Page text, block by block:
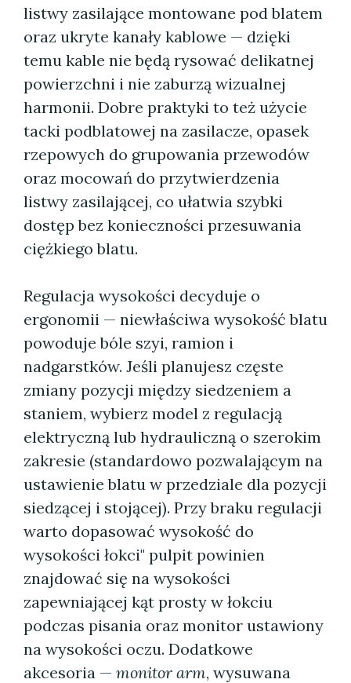
listwy zasilające montowane pod blatem
oraz ukryte kanały kablowe — dzięki
temu kable nie będą rysować delikatnej
powierzchni i nie zaburzą wizualnej
harmonii. Dobre praktyki to też użycie
tacki podblatowej na zasilacze, opasek
rzepowych do grupowania przewodów
oraz mocowań do przytwierdzenia
listwy zasilającej, co ułatwia szybki
dostęp bez konieczności przesuwania
ciężkiego blatu.
Regulacja wysokości decyduje o
ergonomii — niewłaściwa wysokość blatu
powoduje bóle szyi, ramion i
nadgarstków. Jeśli planujesz częste
zmiany pozycji między siedzeniem a
staniem, wybierz model z regulacją
elektryczną lub hydrauliczną o szerokim
zakresie (standardowo pozwalającym na
ustawienie blatu w przedziale dla pozycji
siedzącej i stojącej). Przy braku regulacji
warto dopasować wysokość do
wysokości łokci" pulpit powinien
znajdować się na wysokości
zapewniającej kąt prosty w łokciu
podczas pisania oraz monitor ustawiony
na wysokości oczu. Dodatkowe
akcesoria — monitor arm, wysuwana